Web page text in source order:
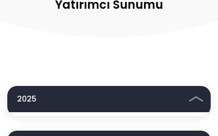
Yatırımcı Sunumu
2025